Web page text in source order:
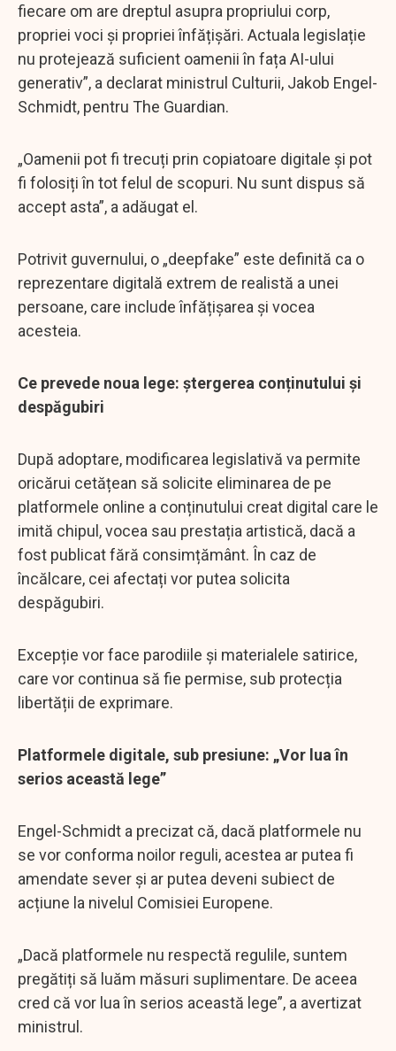
fiecare om are dreptul asupra propriului corp,
propriei voci și propriei înfățișări. Actuala legislație
nu protejează suficient oamenii în fața AI-ului
generativ”, a declarat ministrul Culturii, Jakob Engel-
Schmidt, pentru The Guardian.
„Oamenii pot fi trecuți prin copiatoare digitale și pot
fi folosiți în tot felul de scopuri. Nu sunt dispus să
accept asta”, a adăugat el.
Potrivit guvernului, o „deepfake” este definită ca o
reprezentare digitală extrem de realistă a unei
persoane, care include înfățișarea și vocea
acesteia.
Ce prevede noua lege: ștergerea conținutului și
despăgubiri
După adoptare, modificarea legislativă va permite
oricărui cetățean să solicite eliminarea de pe
platformele online a conținutului creat digital care le
imită chipul, vocea sau prestația artistică, dacă a
fost publicat fără consimțământ. În caz de
încălcare, cei afectați vor putea solicita
despăgubiri.
Excepție vor face parodiile și materialele satirice,
care vor continua să fie permise, sub protecția
libertății de exprimare.
Platformele digitale, sub presiune: „Vor lua în
serios această lege”
Engel-Schmidt a precizat că, dacă platformele nu
se vor conforma noilor reguli, acestea ar putea fi
amendate sever și ar putea deveni subiect de
acțiune la nivelul Comisiei Europene.
„Dacă platformele nu respectă regulile, suntem
pregătiți să luăm măsuri suplimentare. De aceea
cred că vor lua în serios această lege”, a avertizat
ministrul.